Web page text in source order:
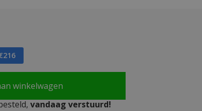
winkelwagen
vandaag verstuurd!